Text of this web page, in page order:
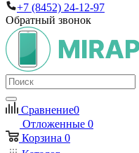
+7 (8452) 24-12-97
Обратный звонок
Сравнение0
Отложенные 0
Корзина 0